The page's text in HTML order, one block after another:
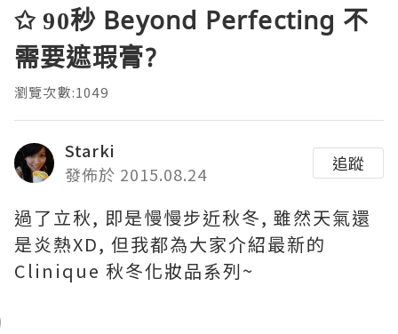
✩ 90秒 Beyond Perfecting 不
需要遮瑕膏?
瀏覽次數:1049
Starki
發佈於 2015.08.24
追蹤
過了立秋, 即是慢慢步近秋冬, 雖然天氣還
是炎熱XD, 但我都為大家介紹最新的
Clinique 秋冬化妝品系列~